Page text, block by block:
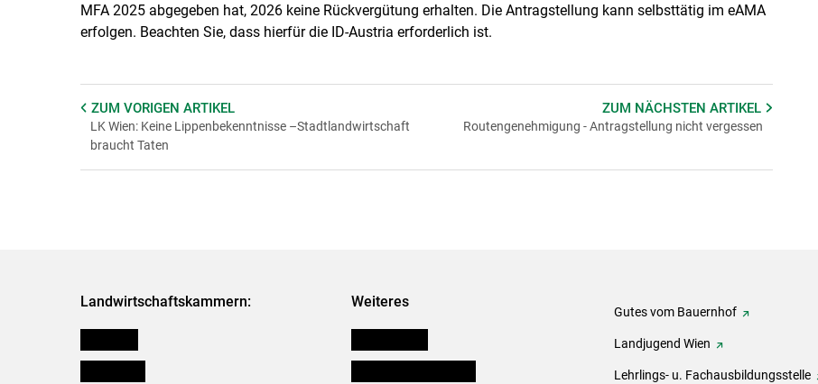
MFA 2025 abgegeben hat, 2026 keine Rückvergütung erhalten. Die Antragstellung kann selbsttätig im eAMA
erfolgen. Beachten Sie, dass hierfür die ID-Austria erforderlich ist.
ZUM VORIGEN ARTIKEL
LK Wien: Keine Lippenbekenntnisse –Stadtlandwirtschaft
braucht Taten
ZUM NÄCHSTENARTIKEL
Routengenehmigung - Antragstellung nicht vergessen
Landwirtschaftskammern: Weiteres
Gutes vom Bauernhof
Landjugend Wien
Lehrlings- u. Fachausbildungsstelle